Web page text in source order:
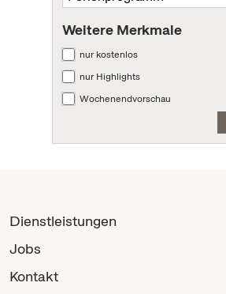
Weitere Merkmale
nur kostenlos
nur Highlights
Wochenendvorschau
Dienstleistungen
Jobs
Kontakt